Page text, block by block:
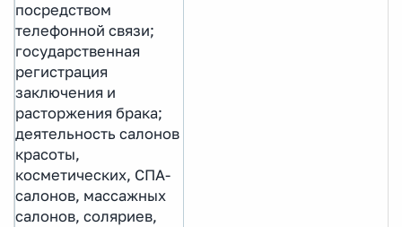
посредством
телефонной связи;
государственная
регистрация
заключения и
расторжения брака;
деятельность салонов
красоты,
косметических, СПА-
салонов, массажных
салонов, соляриев,